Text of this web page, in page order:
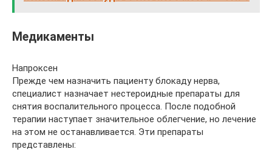
Медикаменты
Напроксен
Прежде чем назначить пациенту блокаду нерва,
специалист назначает нестероидные препараты для
снятия воспалительного процесса. После подобной
терапии наступает значительное облегчение, но лечение
на этом не останавливается. Эти препараты
представлены: